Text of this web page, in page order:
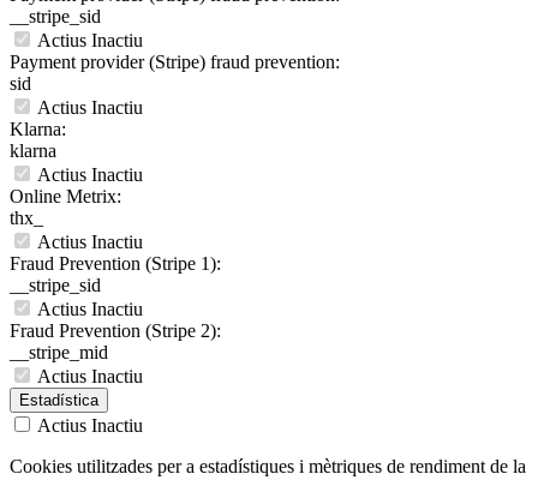
__stripe_sid
Actius Inactiu
Payment provider (Stripe) fraud prevention:
sid
Actius Inactiu
Klarna:
klarna
Actius Inactiu
Online Metrix:
thx_
Actius Inactiu
Fraud Prevention (Stripe 1):
__stripe_sid
Actius Inactiu
Fraud Prevention (Stripe 2):
__stripe_mid
Actius Inactiu
Estadística
Actius Inactiu
Cookies utilitzades per a estadístiques i mètriques de rendiment de la